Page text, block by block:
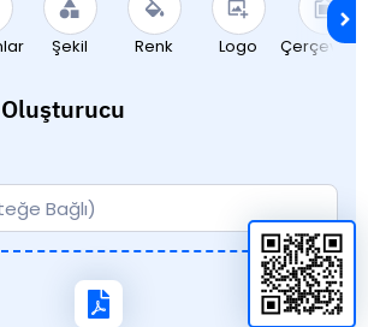
Şekil Renk Logo Çerçeveler